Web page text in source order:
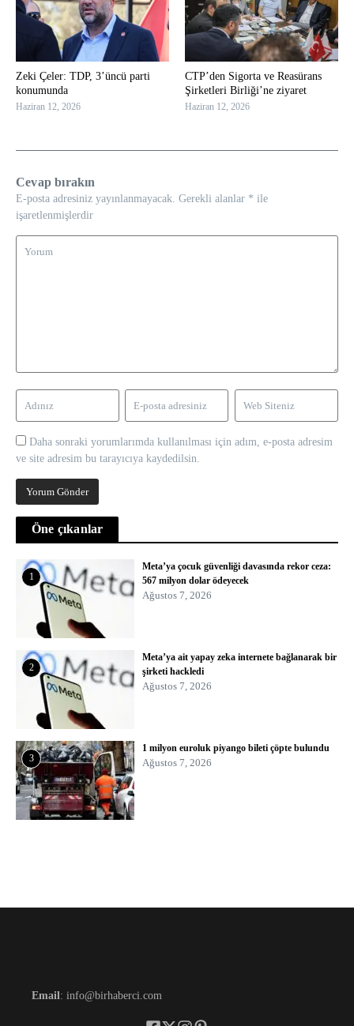
Zeki Çeler: TDP, 3’üncü parti
konumunda
Haziran 12, 2026
CTP’den Sigorta ve Reasürans
Şirketleri Birliği’ne ziyaret
Haziran 12, 2026
Cevap bırakın
E-posta adresiniz yayınlanmayacak. Gerekli alanlar * ile
işaretlenmişlerdir
Daha sonraki yorumlarımda kullanılması için adım, e-posta adresim
ve site adresim bu tarayıcıya kaydedilsin.
Öne çıkanlar
1
Meta’ya çocuk güvenliği davasında rekor ceza:
567 milyon dolar ödeyecek
Ağustos 7, 2026
2
Meta’ya ait yapay zeka internete bağlanarak bir
şirketi hackledi
Ağustos 7, 2026
3
1 milyon euroluk piyango bileti çöpte bulundu
Ağustos 7, 2026
Email: info@birhaberci.com